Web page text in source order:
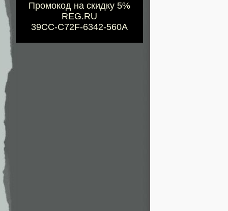
Промокод на скидку 5%
REG.RU
39CC-C72F-6342-560A